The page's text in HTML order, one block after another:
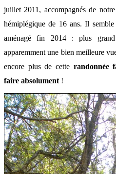
juillet 2011, accompagnés de
hémiplégique de 16 ans. Il
aménagéfin 2014 : plus
apparemment une bien meilleure
encore plus de cette randonnée
faire absolument !